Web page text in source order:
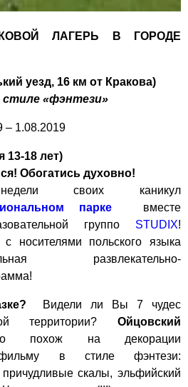
ЛАГЕРЬ В ГОРОДЕ
уезд, 16 км от Кракова)
стиле «фэнтези»
– 1.08.2019
13-18 лет)
Обогатись духовно!
своих каникул
парке
вместе
группо STUDIX!
с носителями польского языка
развлекательно-
Видели ли Вы 7 чудес
территории? Ойцовский
похож на декорации
в стиле фэнтези:
скалы, эльфийский